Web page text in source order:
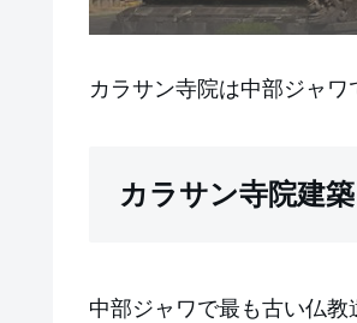
カラサン寺院は中部ジャ
カラサン寺院建築
中部ジャワで最も古い仏教